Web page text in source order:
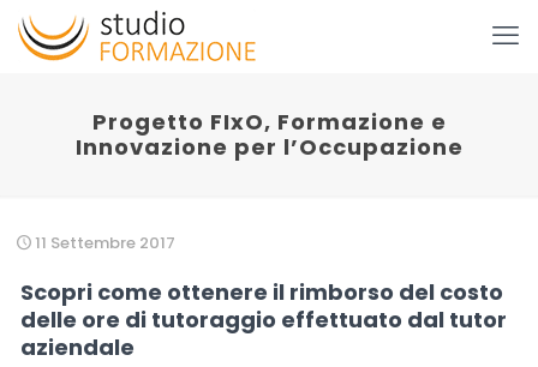
Progetto FIxO, Formazione e
Innovazione per l’Occupazione
11 Settembre 2017
Scopri come ottenere il rimborso del costo
delle ore di tutoraggio effettuato dal tutor
aziendale